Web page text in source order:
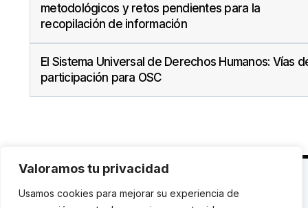
Valoramos tu privacidad
Usamos cookies para mejorar su experiencia de
metodológicos y retos pendientes para la
recopilación de información
El Sistema Universal de Derechos Humanos: Vías
participación para OSC
C. Avinyó 44, 2n | 08002 Barcelona |
T.: +34 93